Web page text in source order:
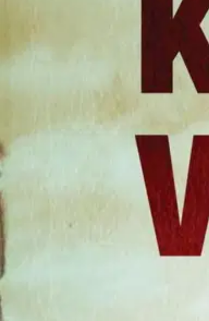
Metropoliitta
Valitse toimitustapa
Toimitus
Kotiin tai noutopisteeseen
Ilmainen toimitus yli 100 €:n
Etu ei koske Suuri‑lisäpalvelulla toimitettavia tuotteita.